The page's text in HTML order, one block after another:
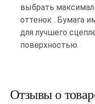
выбрать
оттенок . Бумага
для лучшего
поверхностью.
Отзывы о